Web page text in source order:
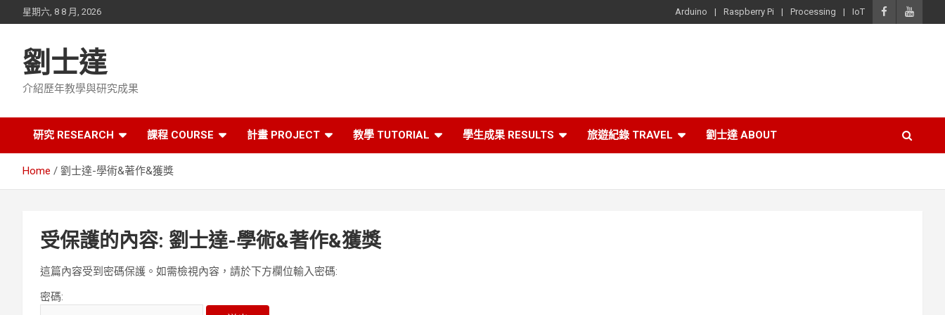
to
星期六, 8 8 月, 2026 Arduino Raspberry Pi Processing IoT
劉士達
介紹歷年教學與研究成果
研究 RESEARCH 課程 COURSE 計畫 PROJECT 教學 TUTORIAL 學生成果 RESULTS 旅遊紀錄 TRAVEL 劉士達 ABOUT
Home 劉士達-學術&著作&獲獎
受保護的內容: 劉士達-學術&著作&獲獎
這篇內容受到密碼保護。如需檢視內容，請於下方欄位輸入密碼:
密碼: